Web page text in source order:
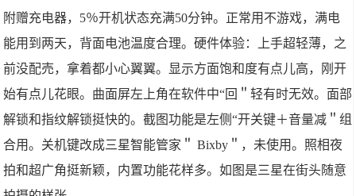
附赠充电器，5％开机状态充满50分钟。正常用不游戏，满电
能用到两天，背面电池温度合理。硬件体验：上手超轻薄，之
前没配売，拿着都小心翼翼。显示方面饱和度有点儿高，刚开
始有点儿花眼。曲面屏左上角在软件中“回＂轻有时无效。面部
解锁和指纹解锁挺快的。截图功能是左侧“开关键＋音量减＂组
合用。关机键改成三星智能管家＂ Bixby＂，未使用。照相夜
拍和超广角挺新颖，内置功能花样多。如图是三星在街头随意